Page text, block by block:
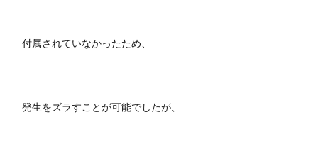
付属されていなかったため、
発生をズラすことが可能でしたが、